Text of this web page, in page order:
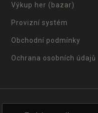
Výkup her (bazar)
Provizní systém
Obchodní podmínky
Ochrana osobních údajů